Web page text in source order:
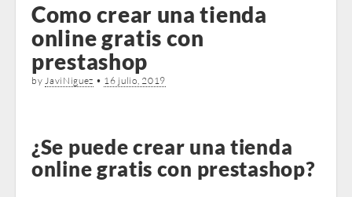
Como crear una tienda
online gratis con
prestashop
byJaviNiguez • 16 julio, 2019
¿Se puede crear una tienda
online gratis con prestashop?